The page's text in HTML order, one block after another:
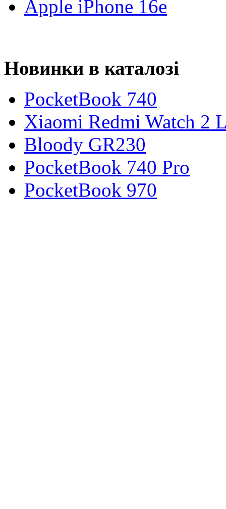
Apple iPhone 16e
Новинки в каталозі
PocketBook 740
Xiaomi Redmi Watch 2
Bloody GR230
PocketBook 740 Pro
PocketBook 970